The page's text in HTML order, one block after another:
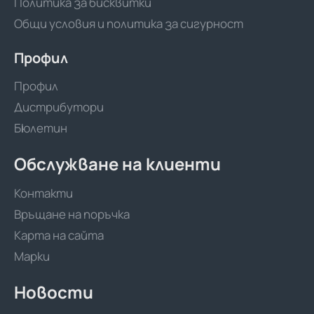
Общи условия и политика за сигурност
Профил
Профил
Дистрибутори
Бюлетин
Обслужване на клиенти
Контакти
Връщане на поръчка
Карта на сайта
Марки
Новости